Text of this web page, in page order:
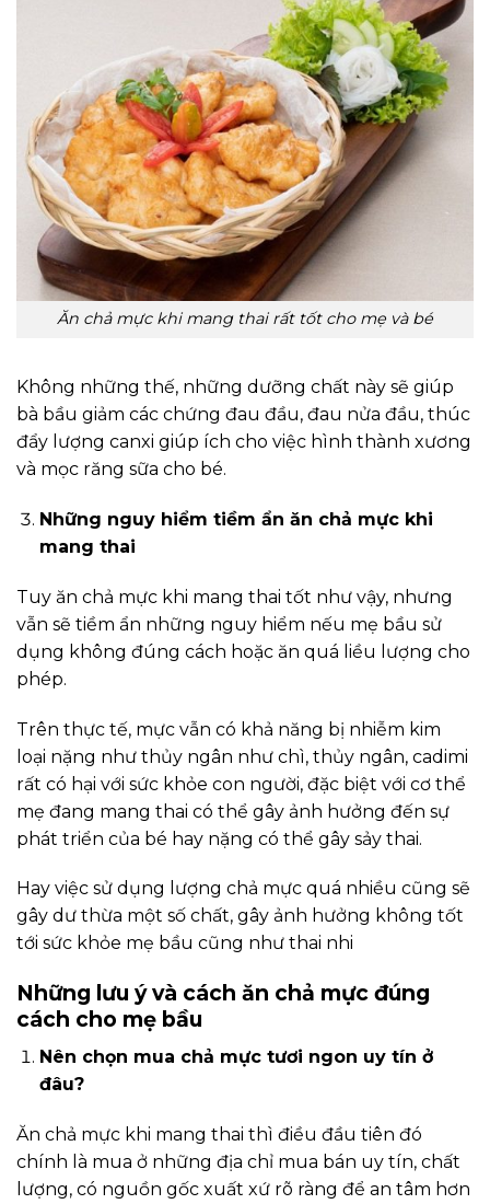
Ăn chả mực khi mang thai rất tốt cho mẹ và bé
Không những thế, những dưỡng chất này sẽ giúp
bà bầu giảm các chứng đau đầu, đau nửa đầu, thúc
đẩy lượng canxi giúp ích cho việc hình thành xương
và mọc răng sữa cho bé.
Những nguy hiểm tiềm ẩn ăn chả mực khi
mang thai
Tuy ăn chả mực khi mang thai tốt như vậy, nhưng
vẫn sẽ tiềm ẩn những nguy hiểm nếu mẹ bầu sử
dụng không đúng cách hoặc ăn quá liều lượng cho
phép.
Trên thực tế, mực vẫn có khả năng bị nhiễm kim
loại nặng như thủy ngân như chì, thủy ngân, cadimi
rất có hại với sức khỏe con người, đặc biệt với cơ thể
mẹ đang mang thai có thể gây ảnh hưởng đến sự
phát triển của bé hay nặng có thể gây sảy thai.
Hay việc sử dụng lượng chả mực quá nhiều cũng sẽ
gây dư thừa một số chất, gây ảnh hưởng không tốt
tới sức khỏe mẹ bầu cũng như thai nhi
Những lưu ý và cách ăn chả mực đúng
cách cho mẹ bầu
Nên chọn mua chả mực tươi ngon uy tín ở
đâu?
Ăn chả mực khi mang thai thì điều đầu tiên đó
chính là mua ở những địa chỉ mua bán uy tín, chất
lượng, có nguồn gốc xuất xứ rõ ràng để an tâm hơn